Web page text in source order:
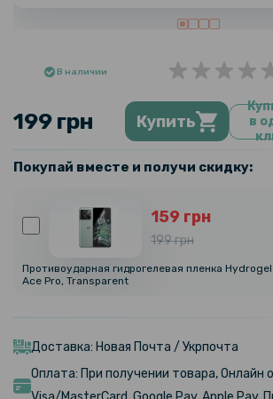
В наличии
199 грн Купить
в
Покупай вместе и получи скидку:
159 грн
199 грн
Противоударная гидрогелевая пленка
Ace Pro, Transparent
Доставка: Новая Почта / Укрпочта
Оплата: При получении товара, Онлайн